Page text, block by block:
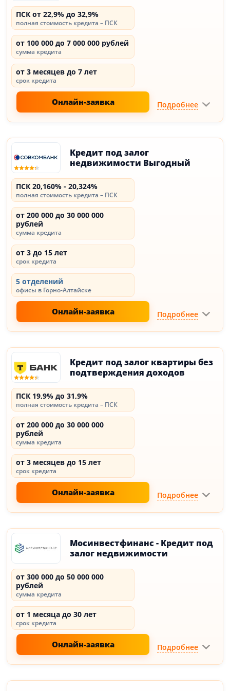
ПСК от 22,9% до 32,9%
полная стоимость кредита – ПСК
от 100 000 до 7 000 000 рублей
сумма кредита
от 3 месяцев до 7 лет
срок кредита
Онлайн-заявка Подробнее
Кредит под залог
недвижимости Выгодный
ПСК 20,160% - 20,324%
полная стоимость кредита – ПСК
от 200 000 до 30 000 000
рублей
сумма кредита
от 3 до 15 лет
срок кредита
5 отделений
офисы в Горно-Алтайске
Онлайн-заявка Подробнее
Кредит под залог квартиры без
подтверждения доходов
ПСК 19,9% до 31,9%
полная стоимость кредита – ПСК
от 200 000 до 30 000 000
рублей
сумма кредита
от 3 месяцев до 15 лет
срок кредита
Онлайн-заявка Подробнее
Мосинвестфинанс - Кредит под
залог недвижимости
от 300 000 до 50 000 000
рублей
сумма кредита
от 1 месяца до 30 лет
срок кредита
Онлайн-заявка Подробнее